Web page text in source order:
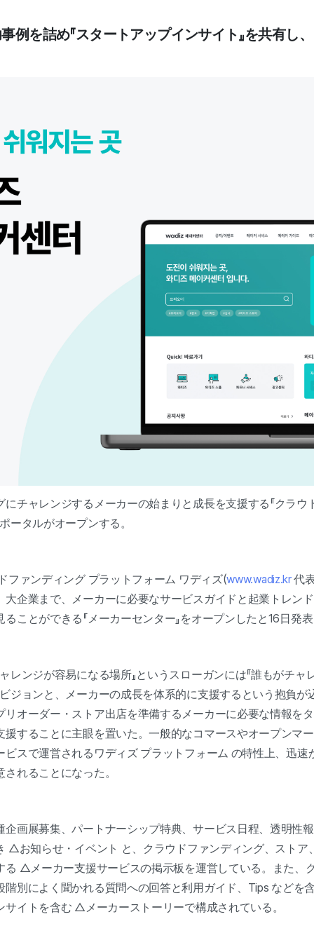
例を詰め『スタートアップインサイト』を共有し
チャレンジするメーカーの始まりと成長を支援する『クラウ
ータルがオープンする。
ファンディング プラットフォーム ワディズ(www.wadiz.kr代
大企業まで、メーカーに必要なサービスガイドと起業トレン
ことができる『メーカーセンター』をオープンしたと16日発
レンジが容易になる場所』というスローガンには『誰もがチ
ジョンと、メーカーの成長を体系的に支援するという抱負が
リオーダー・ストア出店を準備するメーカーに必要な情報を
援することに主眼を置いた。一般的なコマースやオープンマ
ビスで運営されるワディズ プラットフォーム の特性上、迅速
れることになった。
企画展募集、パートナーシップ特典、サービス日程、透明性
△お知らせ・イベント と、クラウドファンディング、ストア
る △メーカー支援サービスの掲示板を運営している。また、
階別によく聞かれる質問への回答と利用ガイド、Tips などを
サイトを含む △メーカーストーリーで構成されている。